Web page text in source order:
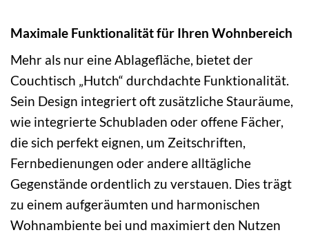
Maximale Funktionalität für Ihren Wohnbereich
Mehr als nur eine Ablagefläche, bietet der
Couchtisch „Hutch“ durchdachte Funktionalität.
Sein Design integriert oft zusätzliche Stauräume,
wie integrierte Schubladen oder offene Fächer,
die sich perfekt eignen, um Zeitschriften,
Fernbedienungen oder andere alltägliche
Gegenstände ordentlich zu verstauen. Dies trägt
zu einem aufgeräumten und harmonischen
Wohnambiente bei und maximiert den Nutzen